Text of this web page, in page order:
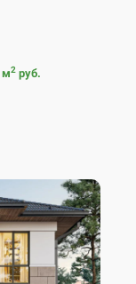
м2 руб.